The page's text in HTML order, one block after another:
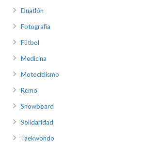
Duatlón
Fotografía
Fútbol
Medicina
Motociclismo
Remo
Snowboard
Solidaridad
Taekwondo